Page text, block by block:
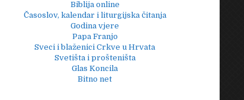
Biblija online
Časoslov, kalendar i liturgijska čitanja
Godina vjere
Papa Franjo
Sveci i blaženici Crkve u Hrvata
Svetišta i prošteništa
Glas Koncila
Bitno net